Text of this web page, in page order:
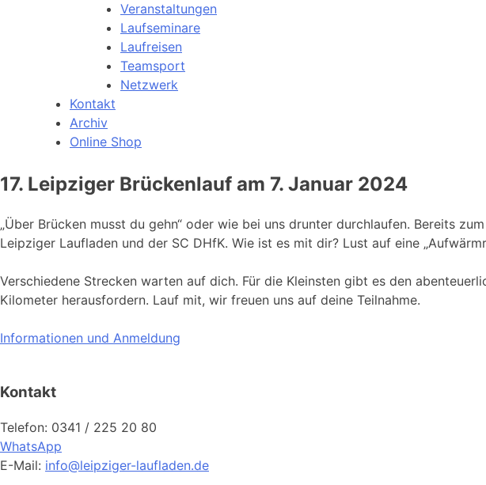
Veranstaltungen
Laufseminare
Laufreisen
Teamsport
Netzwerk
Kontakt
Archiv
Online Shop
17. Leipziger Brückenlauf am 7. Januar 2024
„Über Brücken musst du gehn“ oder wie bei uns drunter durchlaufen. Bereits
Leipziger Laufladen und der SC DHfK. Wie ist es mit dir? Lust auf eine
Verschiedene Strecken warten auf dich. Für die Kleinsten gibt es den
Kilometer herausfordern. Lauf mit, wir freuen uns auf deine Teilnahme.
Informationen und Anmeldung
Kontakt
Telefon: 0341 / 225 20 80
WhatsApp
E-Mail: info@leipziger-laufladen.de